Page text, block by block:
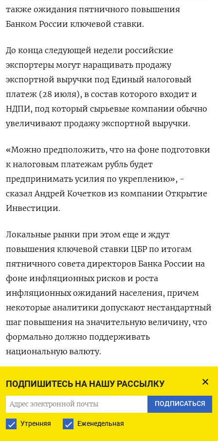
ПОДПИШИТЕСЬ НА НАШУ РАССЫЛКУ
ПОДПИСАТЬСЯ
Утренняя Еженедельная
также ожидания пятничного повышения
Банком России ключевой ставки.
До конца следующей недели российские
экспортеры могут наращивать продажу
экспортной выручки под Единый налоговый
платеж (28 июля), в состав которого входит и
НДПИ, под который сырьевые компании обычно
увеличивают продажу экспортной выручки.
«Можно предположить, что на фоне подготовки
к налоговым платежам рубль будет
предпринимать усилия по укреплению», -
сказал Андрей Кочетков из компании Открытие
Инвестиции.
Локальные рынки при этом еще и ждут
повышения ключевой ставки ЦБР по итогам
пятничного совета директоров Банка России на
фоне инфляционных рисков и роста
инфляционных ожиданий населения, причем
некоторые аналитики допускают нестандартный
шаг повышения на значительную величину, что
формально должно поддерживать
национальную валюту.
Базовые нефтяные сорта накануне выросли более
североморской смеси Brent оценивается в
$79,63, что близко от закрытия вторника.